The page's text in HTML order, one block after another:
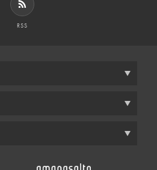
RSS